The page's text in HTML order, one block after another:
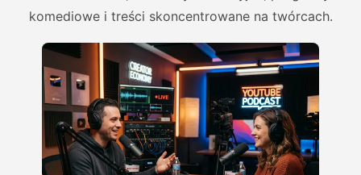
komediowe i treści skoncentrowane na twórcach.